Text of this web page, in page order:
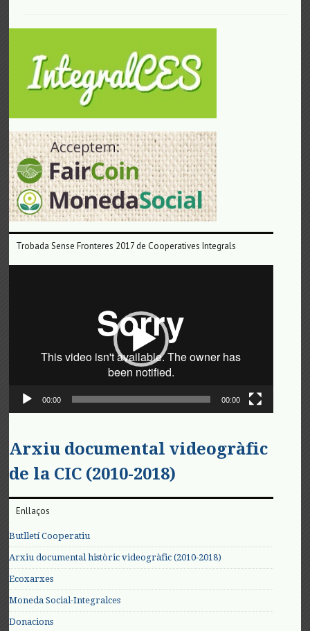
Trobada Sense Fronteres 2017 de Cooperatives Integrals
00:00 00:00
Arxiu documental videogràfic
de la CIC (2010-2018)
Enllaços
Butlletí Cooperatiu
Arxiu documental històric videogràfic (2010-2018)
Ecoxarxes
Moneda Social-Integralces
Donacions